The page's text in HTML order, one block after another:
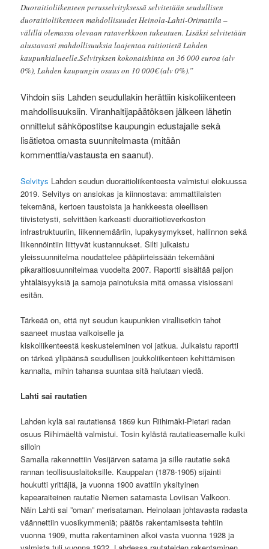
Duoraitioliikenteen perusselvityksessä selvitetään seudullisen
duoraitioliikenteen mahdollisuudet Heinola-Lahti-Orimattila –
välillä olemassa olevaan rataverkkoon tukeutuen. Lisäksi selvitetään
alustavasti mahdollisuuksia laajentaa raitiotietä Lahden
kaupunkialueelle.Selvityksen kokonaishinta on 36 000 euroa (alv
0%), Lahden kaupungin osuus on 10 000€ (alv 0%).”
Vihdoin siis Lahden seudullakin herättiin kiskoliikenteen
mahdollisuuksiin. Viranhaltijapäätöksen jälkeen lähetin
onnittelut sähköpostitse kaupungin edustajalle sekä
lisätietoa omasta suunnitelmasta (mitään
kommenttia/vastausta en saanut).
Selvitys Lahden seudun duoraitioliikenteesta valmistui elokuussa
2019. Selvitys on ansiokas ja kiinnostava: ammattilaisten
tekemänä, kertoen taustoista ja hankkeesta oleellisen
tiivistetysti, selvittäen karkeasti duoraitiotieverkoston
infrastruktuuriin, liikennemääriin, lupakysymykset, hallinnon sekä
liikennöintiin liittyvät kustannukset. Silti julkaistu
yleissuunnitelma noudattelee pääpiirteissään tekemääni
pikaraitiosuunnitelmaa vuodelta 2007. Raportti sisältää paljon
yhtäläisyyksiä ja samoja painotuksia mitä omassa visiossani
esitän.
Tärkeää on, että nyt seudun kaupunkien virallisetkin tahot
saaneet mustaa valkoiselle ja
kiskoliikenteestä keskusteleminen voi jatkua. Julkaistu raportti
on tärkeä ylipäänsä seudullisen joukkoliikenteen kehittämisen
kannalta, mihin tahansa suuntaa sitä halutaan viedä.
Lahti sai rautatien
Lahden kylä sai rautatiensä 1869 kun Riihimäki-Pietari radan
osuus Riihimäeltä valmistui. Tosin kylästä rautatieasemalle kulki
silloin
Samalla rakennettiin Vesijärven satama ja sille rautatie sekä
rannan teollisuuslaitoksille. Kauppalan (1878-1905) sijainti
houkutti yrittäjiä, ja vuonna 1900 avattiin yksityinen
kapearaiteinen rautatie Niemen satamasta Loviisan Valkoon.
Näin Lahti sai ”oman” merisataman. Heinolaan johtavasta radasta
väännettiin vuosikymmeniä; päätös rakentamisesta tehtiin
vuonna 1909, mutta rakentaminen alkoi vasta vuonna 1928 ja